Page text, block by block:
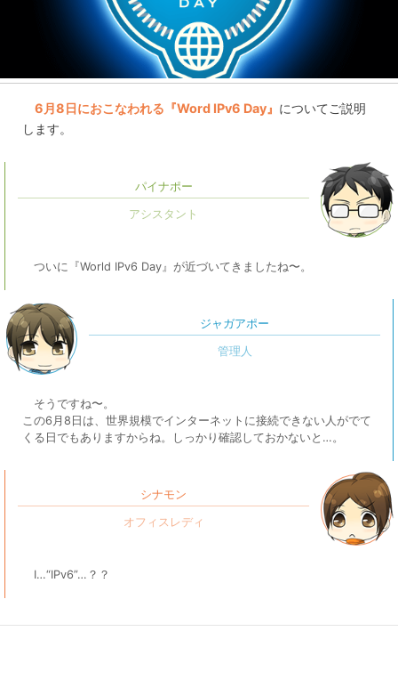
6月8日におこなわれる『Word IPv6 Day』 についてご説明
します。
パイナポー
ついに『World IPv6 Day』が近づいてきましたね〜。
ジャガアポー
そうですね〜。
この6月8日は、世界規模でインターネットに接続できない人がでて
くる日でもありますからね。しっかり確認しておかないと…。
シナモン
I…“IPv6”…？？